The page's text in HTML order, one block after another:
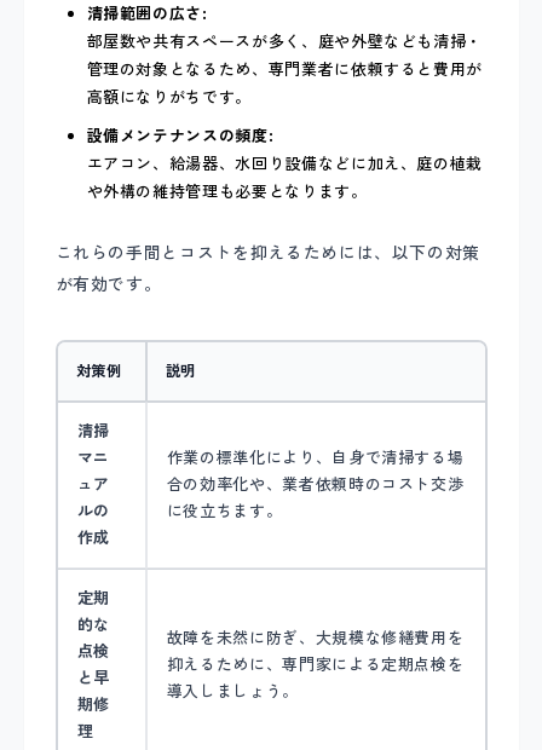
清掃範囲の広さ:
部屋数や共有スペースが多く、庭や外壁なども清掃・
管理の対象となるため、専門業者に依頼すると費用が
高額になりがちです。
設備メンテナンスの頻度:
エアコン、給湯器、水回り設備などに加え、庭の植栽
や外構の維持管理も必要となります。
これらの手間とコストを抑えるためには、以下の対策
が有効です。
対策例 説明
清掃
マニ
ュア
ルの
作成
作業の標準化により、自身で清掃する場
合の効率化や、業者依頼時のコスト交渉
に役立ちます。
定期
的な
点検
と早
期修
理
故障を未然に防ぎ、大規模な修繕費用を
抑えるために、専門家による定期点検を
導入しましょう。